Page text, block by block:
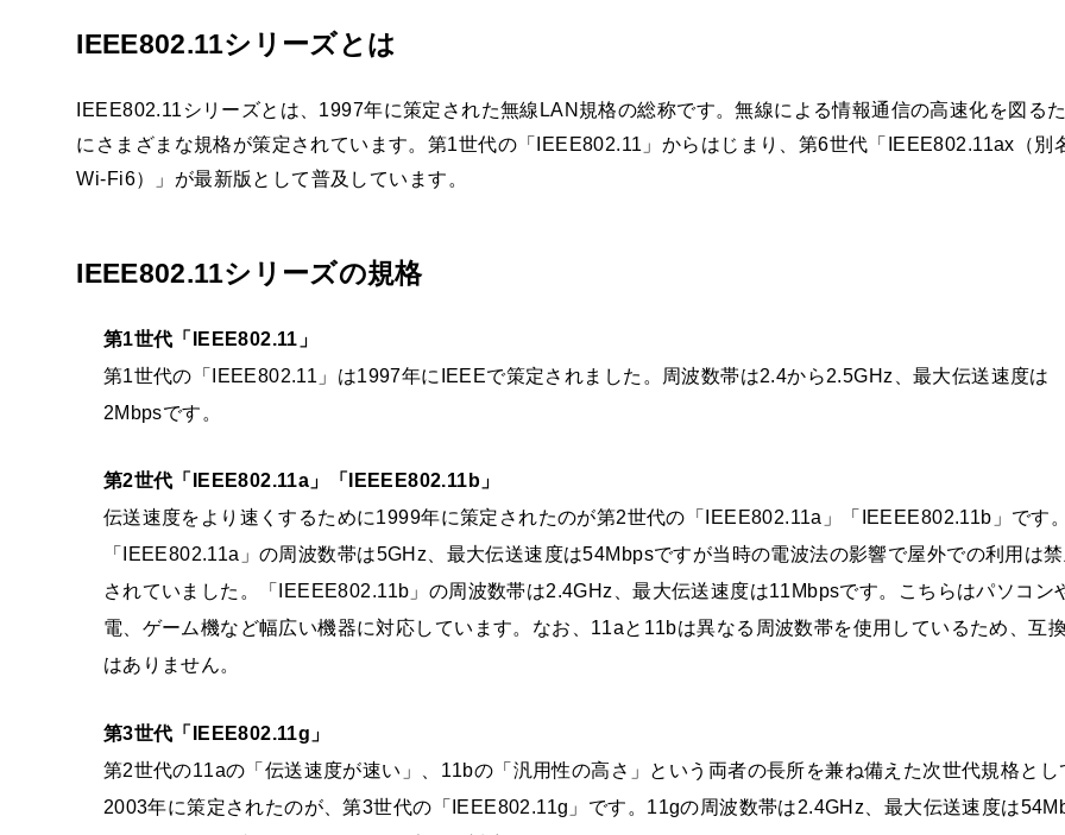
IEEE802.11シリーズとは
IEEE802.11シリーズとは、1997年に策定された無線LAN規格の総称です。無線による情報通信の高速化を図る
にさまざまな規格が策定されています。第1世代の「IEEE802.11」からはじまり、第6世代「IEEE802.11ax（別
Wi-Fi6）」が最新版として普及しています。
IEEE802.11シリーズの規格
第1世代「IEEE802.11」
第1世代の「IEEE802.11」は1997年にIEEEで策定されました。周波数帯は2.4から2.5GHz、最大伝送速度は
2Mbpsです。
第2世代「IEEE802.11a」「IEEEE802.11b」
伝送速度をより速くするために1999年に策定されたのが第2世代の「IEEE802.11a」「IEEEE802.11b」です。
「IEEE802.11a」の周波数帯は5GHz、最大伝送速度は54Mbpsですが当時の電波法の影響で屋外での利用は禁
されていました。「IEEEE802.11b」の周波数帯は2.4GHz、最大伝送速度は11Mbpsです。こちらはパソコン
電、ゲーム機など幅広い機器に対応しています。なお、11aと11bは異なる周波数帯を使用しているため、互
はありません。
第3世代「IEEE802.11g」
第2世代の11aの「伝送速度が速い」、11bの「汎用性の高さ」という両者の長所を兼ね備えた次世代規格とし
2003年に策定されたのが、第3世代の「IEEE802.11g」です。11gの周波数帯は2.4GHz、最大伝送速度は